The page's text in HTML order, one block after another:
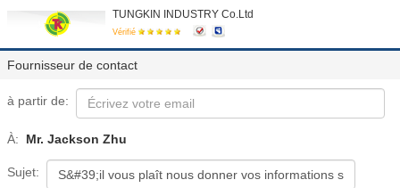
TUNGKIN INDUSTRY Co.Ltd
Vérifié
Fournisseur de contact
à partir de:
À: Mr. Jackson Zhu
Sujet: